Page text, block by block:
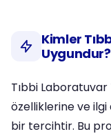
Kimler
Uygundur?
Tıbbi
özelliklerine ve
bir tercihtir. Bu